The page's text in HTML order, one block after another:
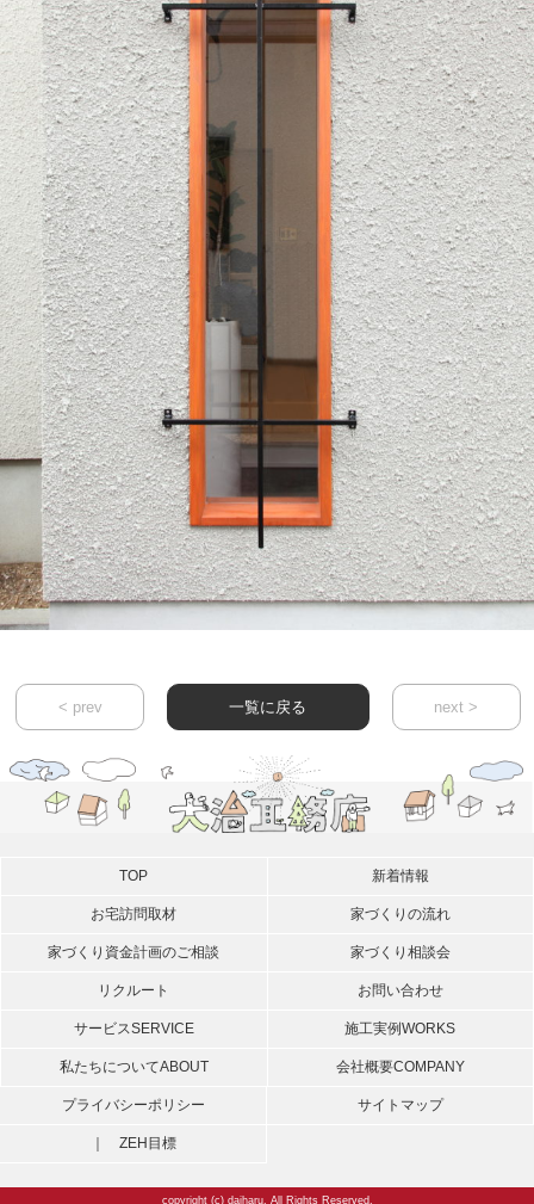
< prev next >
一覧に戻る
TOP 新着情報
お宅訪問取材 家づくりの流れ
家づくり資金計画のご相談 家づくり相談会
リクルート お問い合わせ
サービスSERVICE 施工実例WORKS
私たちについてABOUT 会社概要COMPANY
プライバシーポリシー サイトマップ
｜ ZEH目標
copyright (c) daiharu. All Rights Reserved.